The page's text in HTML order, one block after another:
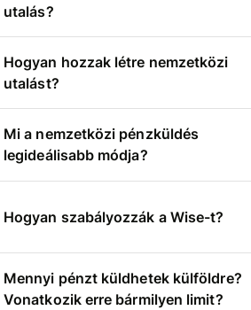
utalás?
Hogyan hozzak létre nemzetközi
utalást?
Mi a nemzetközi pénzküldés
legideálisabb módja?
Hogyan szabályozzák a Wise-t?
Mennyi pénzt küldhetek külföldre?
Vonatkozik erre bármilyen limit?